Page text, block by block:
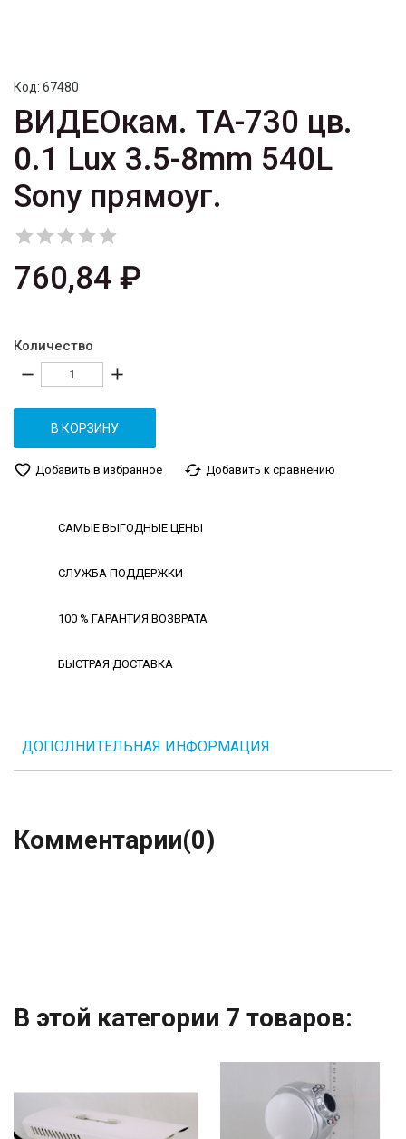
Код: 67480
ВИДЕОкам. TA-730 цв.
0.1 Lux 3.5-8mm 540L
Sony прямоуг.

760,84 ₽
Количество
remove add
В КОРЗИНУ
favorite_border Добавить в избранное cached Добавить к сравнению
САМЫЕ ВЫГОДНЫЕ ЦЕНЫ
СЛУЖБА ПОДДЕРЖКИ
100 % ГАРАНТИЯ ВОЗВРАТА
БЫСТРАЯ ДОСТАВКА
ДОПОЛНИТЕЛЬНАЯ ИНФОРМАЦИЯ
Комментарии(0)
В этой категории 7 товаров: